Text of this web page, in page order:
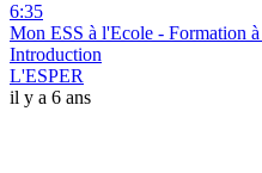
6:35
Mon ESS à l'Ecole - Formation
Introduction
L'ESPER
il y a 6 ans